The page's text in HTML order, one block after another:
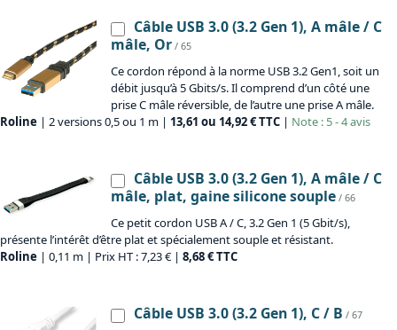
Câble USB 3.0 (3.2 Gen 1), A mâle / C
mâle, Or / 65
Ce cordon répond à la norme USB 3.2 Gen1, soit un
débit jusqu’à 5 Gbits/s. Il comprend d’un côté une
prise C mâle réversible, de l’autre une prise A mâle.
Roline | 2 versions 0,5 ou 1 m | 13,61 ou 14,92 € TTC | Note : 5 - 4 avis
Câble USB 3.0 (3.2 Gen 1), A mâle / C
mâle, plat, gaine silicone souple / 66
Ce petit cordon USB A / C, 3.2 Gen 1 (5 Gbit/s),
présente l’intérêt d’être plat et spécialement souple et résistant.
Roline | 0,11 m | Prix HT : 7,23 € | 8,68 € TTC
Câble USB 3.0 (3.2 Gen 1), C / B / 67